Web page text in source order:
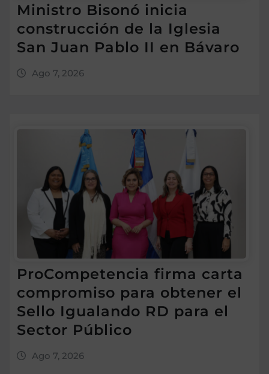
Ministro Bisonó inicia
construcción de la Iglesia
San Juan Pablo II en Bávaro
Ago 7, 2026
ProCompetencia firma carta
compromiso para obtener el
Sello Igualando RD para el
Sector Público
Ago 7, 2026